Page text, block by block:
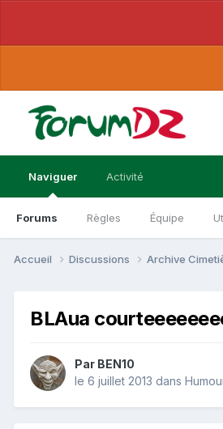
Naviguer
Forums Règles Équipe
Activité
Accueil Discussions Archive
BLAua
Par BEN10
le 6 juillet 2013 dans